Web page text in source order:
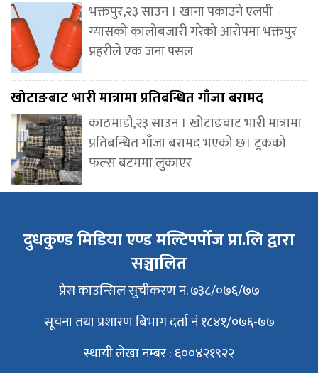
भक्तपुर,२३ साउन । खाना पकाउने एलपी
ग्यासको कालोबजारी गरेको आरोपमा भक्तपुर
प्रहरीले एक जना पसल
खोटाङबाट भारी मात्रामा प्रतिबन्धित गाँजा बरामद
काठमाडौं,२३ साउन । खोटाङबाट भारी मात्रामा
प्रतिबन्धित गाँजा बरामद भएको छ। ट्रकको
फल्स बटममा लुकाएर
दुधकुण्ड मिडिया एण्ड मल्टिपर्पोज प्रा.लि द्वारा
सञ्चालित
प्रेस काउन्सिल सुचीकरण न. ७३८/०७६/७७
सूचना तथा प्रशारण बिभाग दर्ता नं १८४१/०७६-७७
स्थायी लेखा नम्बर : ६००४२१९२२